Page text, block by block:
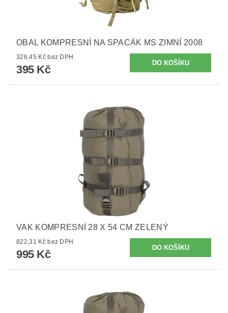
OBAL KOMPRESNÍ NA SPACÁK MS ZIMNÍ 2008
326,45 Kč bez DPH
395 Kč
VAK KOMPRESNÍ 28 X 54 CM ZELENÝ
822,31 Kč bez DPH
995 Kč